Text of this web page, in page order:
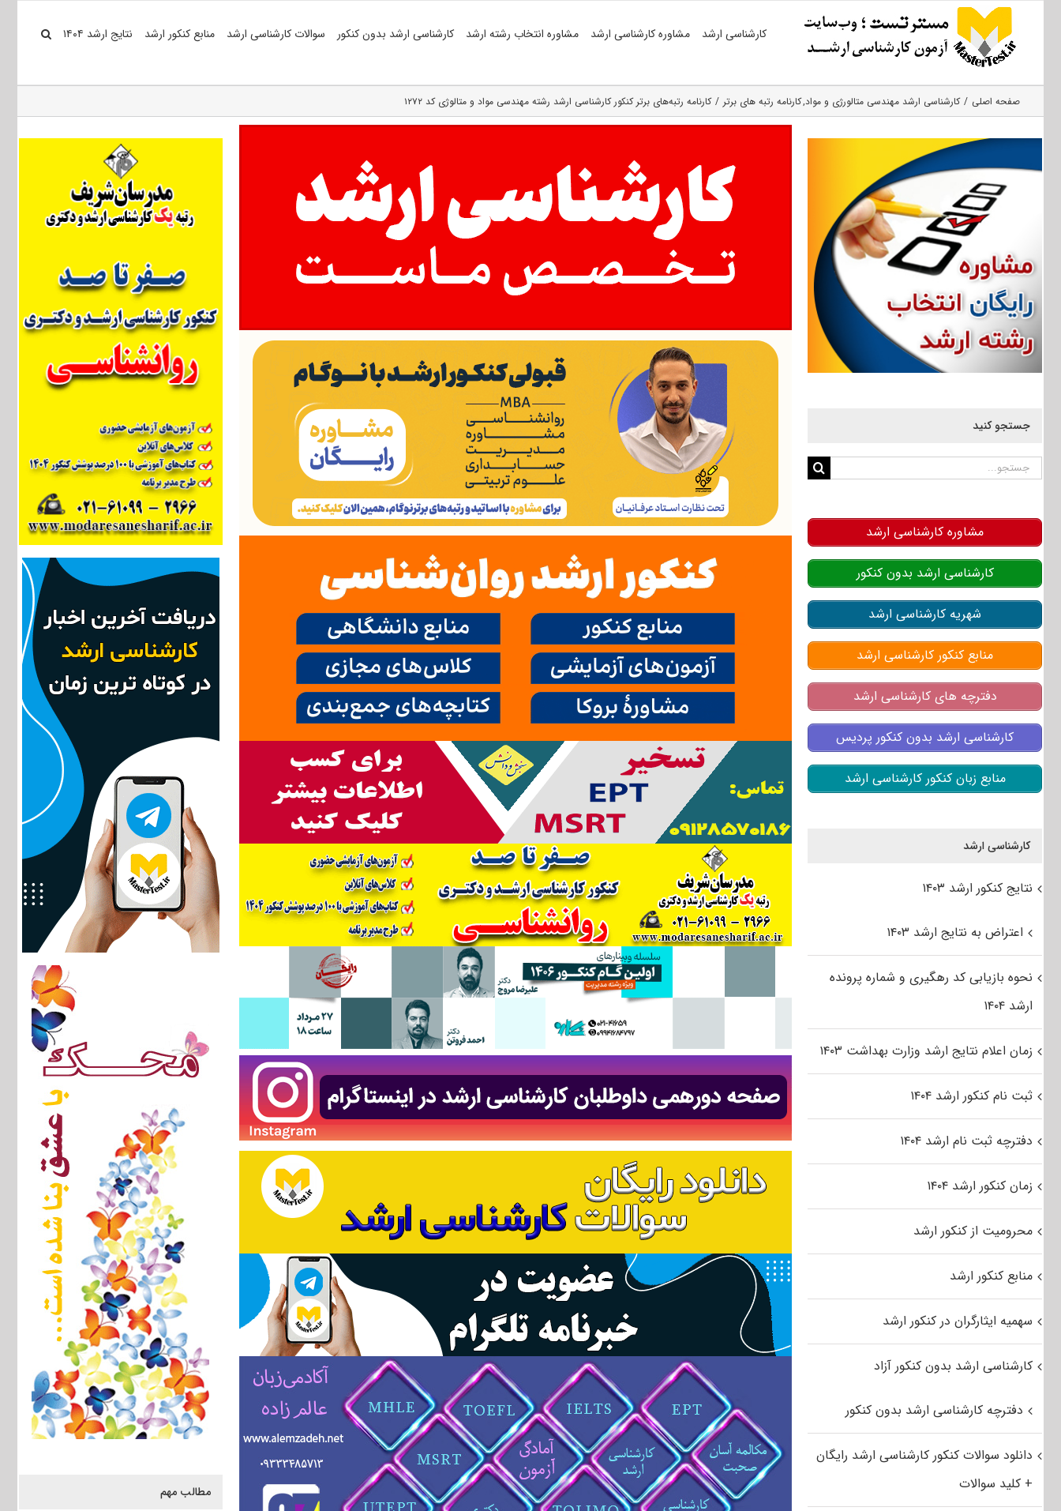
کارشناسی ارشد مشاوره کارشناسی ارشد مشاوره انتخاب رشته ارشد کارشناسی ارشد بدون کنکور سوالات کارشناسی ارشد منابع کنکور ارشد نتایج ارشد ۱۴۰۴
صفحه اصلی کارشناسی ارشد مهندسی متالورژی و مواد کارنامه رتبه های برتر کارنامه رتبه‌های برتر کنکور کارشناسی ارشد رشته مهندسی مواد و متالوژی کد ۱۲۷۲
مطالب مهم
جستجو کنید
جستجو
مشاوره کارشناسی ارشد
کارشناسی ارشد بدون کنکور
شهریه کارشناسی ارشد
منابع کنکور کارشناسی ارشد
دفترچه های کارشناسی ارشد
کارشناسی ارشد بدون کنکور پردیس
منابع زبان کنکور کارشناسی ارشد
کارشناسی ارشد
نتایج کنکور ارشد ۱۴۰۳
اعتراض به نتایج ارشد ۱۴۰۳
نحوه بازیابی کد رهگیری و شماره پرونده
ارشد ۱۴۰۴
زمان اعلام نتایج ارشد وزارت بهداشت ۱۴۰۳
ثبت نام کنکور ارشد ۱۴۰۴
دفترچه ثبت نام ارشد ۱۴۰۴
زمان کنکور ارشد ۱۴۰۴
محرومیت از کنکور ارشد
منابع کنکور ارشد
سهمیه ایثارگران در کنکور ارشد
کارشناسی ارشد بدون کنکور آزاد
دفترچه کارشناسی ارشد بدون کنکور
دانلود سوالات کنکور کارشناسی ارشد رایگان
+ کلید سوالات